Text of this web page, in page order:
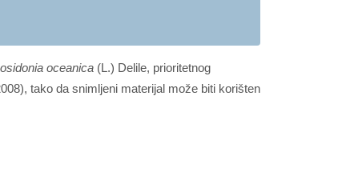
oceanica (L.) Delile, prioritetnog
tako da snimljeni materijal može biti korišten